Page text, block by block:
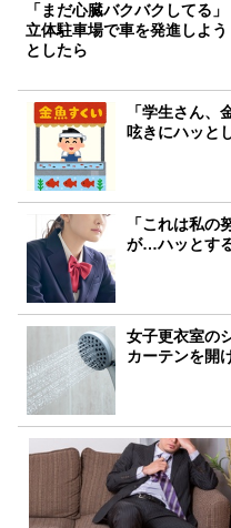
「まだ心臓バクバクしてる」
立体駐車場で車を発進しよう
としたら
「学生さん、
呟きにハッと
「これは私の
が…ハッとす
女子更衣室の
カーテンを開